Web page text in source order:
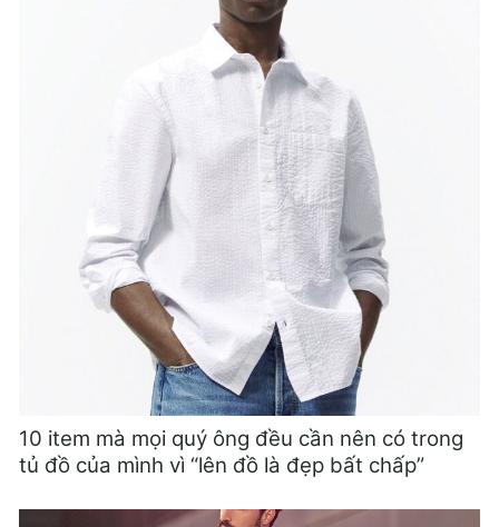
10 item mà mọi quý ông đều cần nên có trong
tủ đồ của mình vì “lên đồ là đẹp bất chấp”